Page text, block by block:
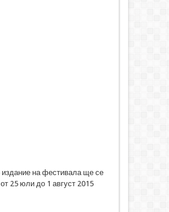
издание на фестивала ще се
25 юли до 1 август 2015